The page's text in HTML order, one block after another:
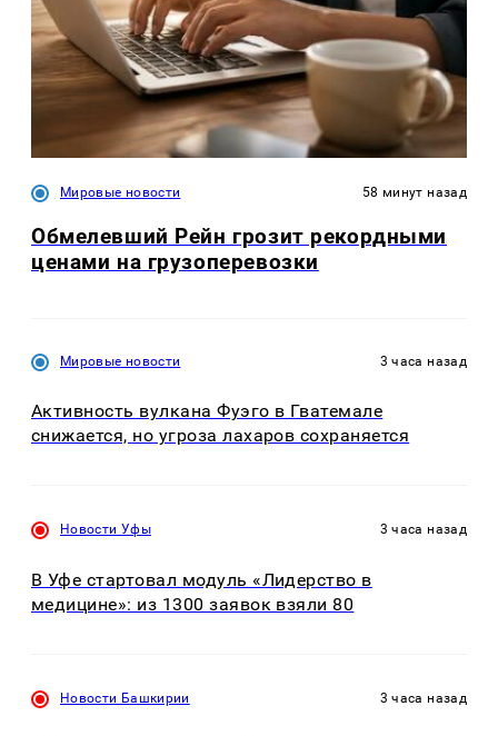
Мировые новости 58 минут назад
Обмелевший Рейн грозит рекордными
ценами на грузоперевозки
Мировые новости 3 часа назад
Активность вулкана Фуэго в Гватемале
снижается, но угроза лахаров сохраняется
Новости Уфы 3 часа назад
В Уфе стартовал модуль «Лидерство в
медицине»: из 1300 заявок взяли 80
Новости Башкирии 3 часа назад